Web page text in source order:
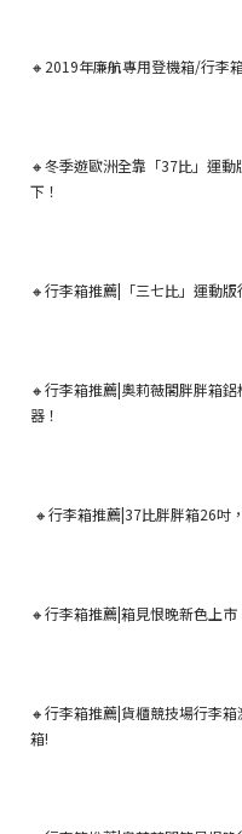
🔸 2019年廉航專用登機箱/行李
🔸冬季遊歐洲全靠「37比」運
下！
🔸行李箱推薦|「三七比」運動
🔸行李箱推薦|奧莉薇閣胖胖箱
器！
🔸行李箱推薦|37比胖胖箱26吋
🔸行李箱推薦|箱見恨晚新色上
🔸行李箱推薦|貨櫃競技場行李
箱!